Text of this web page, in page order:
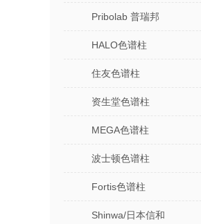
Pribolab 普瑞邦
HALO色谱柱
住友色谱柱
资生堂色谱柱
MEGA色谱柱
波士顿色谱柱
Fortis色谱柱
Shinwa/日本信和